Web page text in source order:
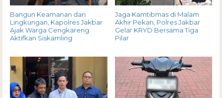
Bangun Keamanan dari
Lingkungan, Kapolres Jakbar
Ajak Warga Cengkareng
Aktifkan Siskamling
Jaga Kamtibmas di Malam
Akhir Pekan, Polres Jakbar
Gelar KRYD Bersama Tiga
Pilar